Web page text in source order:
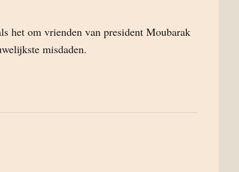
het om vrienden van president Moubarak
misdaden.